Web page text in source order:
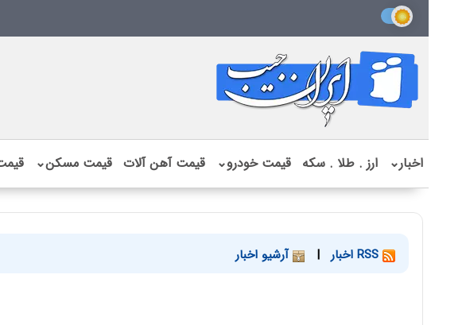
اخبار⌄ ارز . طلا . سکه قیمت خودرو⌄ قیمت آهن آلات قیمت مسکن⌄
| آرشیو اخبار